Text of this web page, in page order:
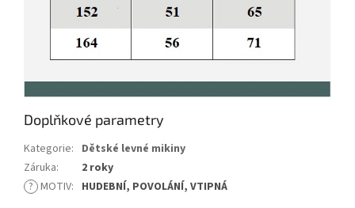
Doplňkové parametry
Kategorie: Dětské levné mikiny
Záruka:
2 roky
? MOTIV: HUDEBNÍ, POVOLÁNÍ, VTIPNÁ